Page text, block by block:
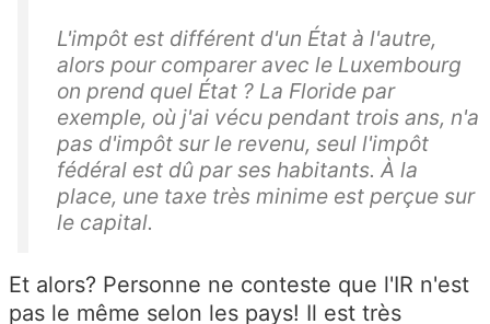
L'impôt est différent d'un État à l'autre,
alors pour comparer avec le Luxembourg
on prend quel État ? La Floride par
exemple, où j'ai vécu pendant trois ans, n'a
pas d'impôt sur le revenu, seul l'impôt
fédéral est dû par ses habitants. À la
place, une taxe très minime est perçue sur
le capital.
Et alors? Personne ne conteste que l'IR n'est
pas le même selon les pays! Il est très